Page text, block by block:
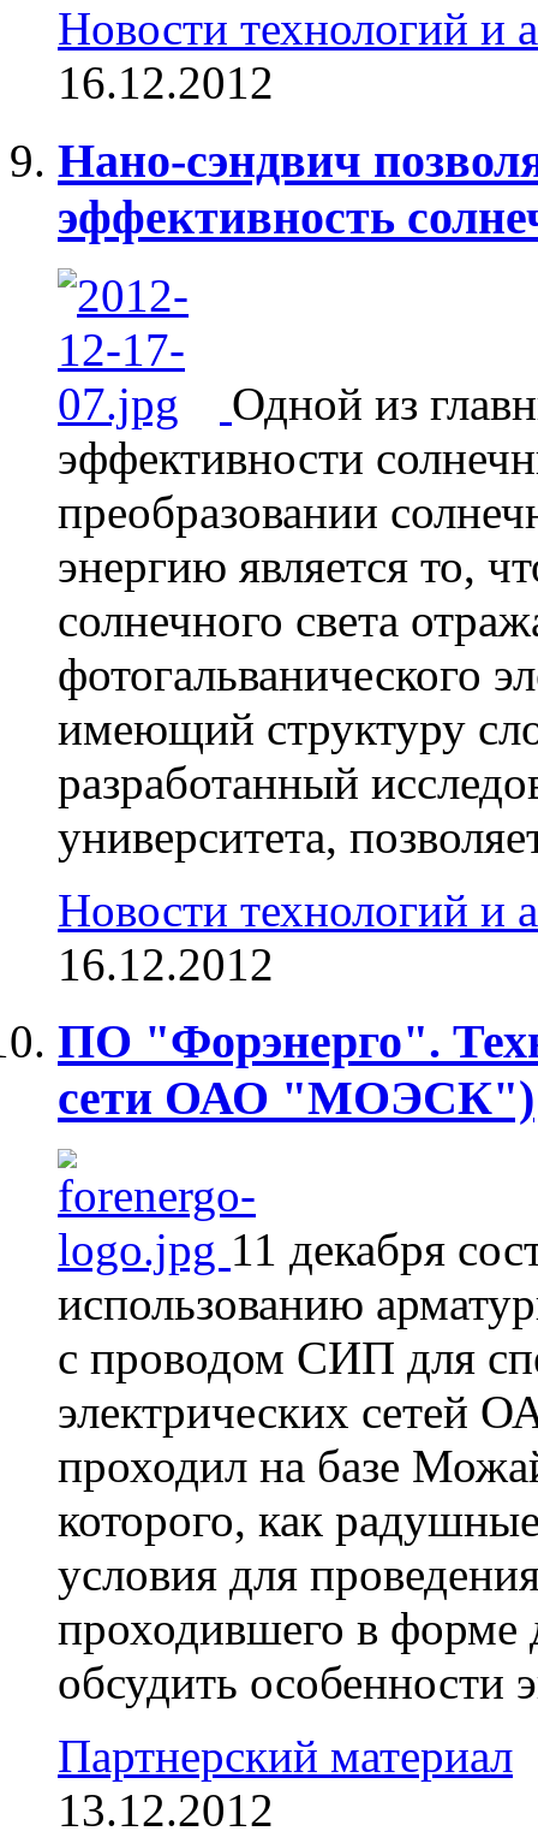
Новости технологий и
16.12.2012
Нано-сэндвич
эффективность
Одной из
эффективности
преобразовании
энергию является то,
солнечного света
фотогальванического
имеющий структуру
разработанный
университета,
Новости технологий и
16.12.2012
ПО "Форэнерго".
сети ОАО "МОЭСК")
11 декабря
использованию
с проводом СИП для
электрических
проходил на базе
которого, как
условия для
проходившего в форме
обсудить особенности
Партнерский материал
13.12.2012